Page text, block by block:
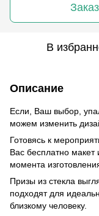
В
Описание
Если, Ваш выбор,
можем изменить
Готовясь к
Вас бесплатно макет
момента
Призы из стекла
подходят для
близкому человеку.